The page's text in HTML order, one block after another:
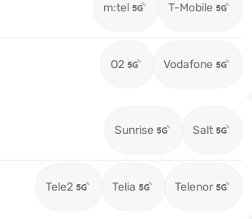
m:tel T-Mobile
O2 Vodafone
Sunrise Salt
Tele2 Telia Telenor